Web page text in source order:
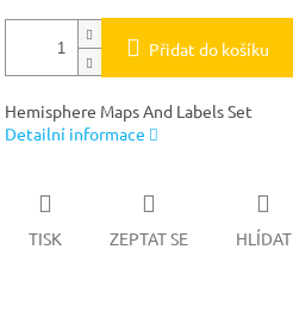
Přidat do košíku
Hemisphere Maps And Labels Set
Detailní informace
TISK ZEPTAT SE HLÍDAT